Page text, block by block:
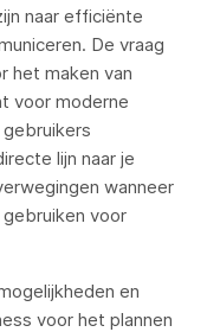
naar efficiënte
De vraag
het maken van
voor moderne
lijn naar je
wanneer
voor
en
voor het plannen